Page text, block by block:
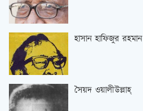
হাসান হাফিজুর রহমান
সৈয়দ ওয়ালীউল্লাহ্‌